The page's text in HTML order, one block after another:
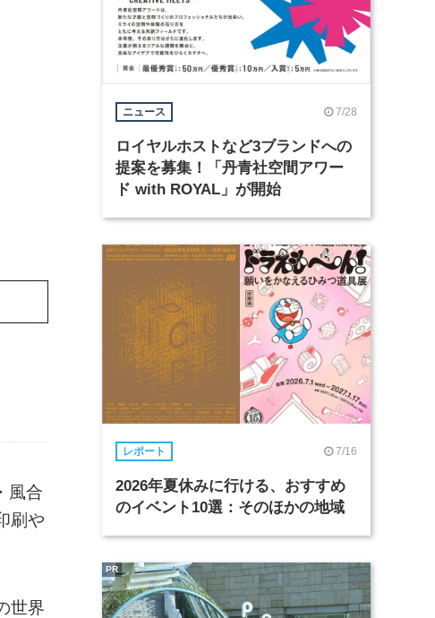
風合
刷や
世界
ニュース 7/28
ロイヤルホストなど3ブランドへの
提案を募集！「丹青社空間アワー
ド with ROYAL」が開始
レポート 7/16
2026年夏休みに行ける、おすすめ
のイベント10選：そのほかの地域
PR